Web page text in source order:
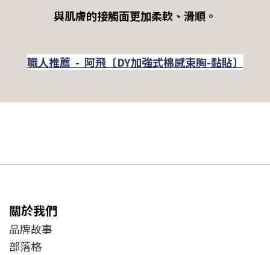
與肌膚的接觸面更加柔軟、滑順。
職人推薦 - 阿飛〔DY加強式棉感束胸-黏貼〕
關於我們
品牌故事
部落格